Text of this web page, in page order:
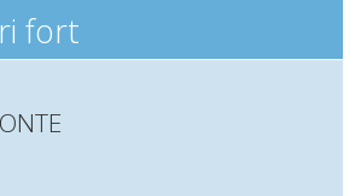
fort